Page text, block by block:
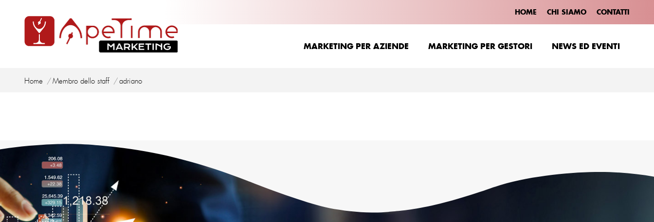
HOME CHI SIAMO CONTATTI
MARKETING PER AZIENDE MARKETING PER GESTORI NEWS ED EVENTI
Tu sei qui:
Home Membro dello staff adriano
MARKETING PER AZIENDE MARKETING PER GESTORI NEWS ED EVENTI